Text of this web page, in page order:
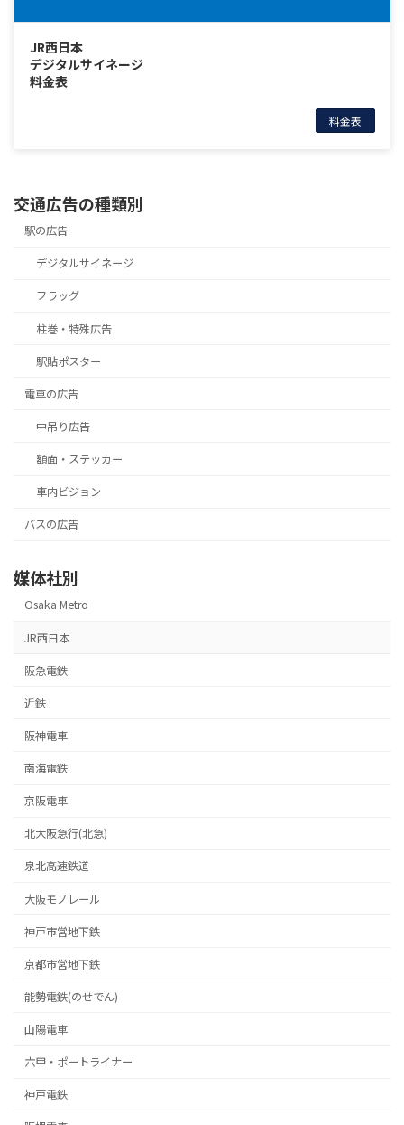
JR西日本
デジタルサイネージ
料金表
料金表
交通広告の種類別
駅の広告
デジタルサイネージ
フラッグ
柱巻・特殊広告
駅貼ポスター
電車の広告
中吊り広告
額面・ステッカー
車内ビジョン
バスの広告
媒体社別
Osaka Metro
JR西日本
阪急電鉄
近鉄
阪神電車
南海電鉄
京阪電車
北大阪急行(北急)
泉北高速鉄道
大阪モノレール
神戸市営地下鉄
京都市営地下鉄
能勢電鉄(のせでん)
山陽電車
六甲・ポートライナー
神戸電鉄